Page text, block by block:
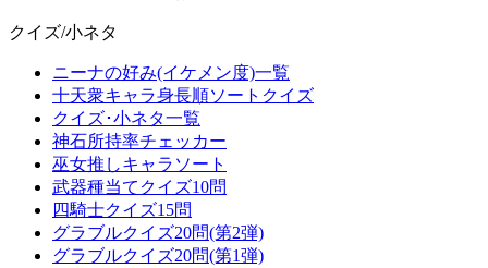
クイズ/小ネタ
ニーナの好み(イケメン度)一覧
十天衆キャラ身長順ソートクイズ
クイズ･小ネタ一覧
神石所持率チェッカー
巫女推しキャラソート
武器種当てクイズ10問
四騎士クイズ15問
グラブルクイズ20問(第2弾)
グラブルクイズ20問(第1弾)